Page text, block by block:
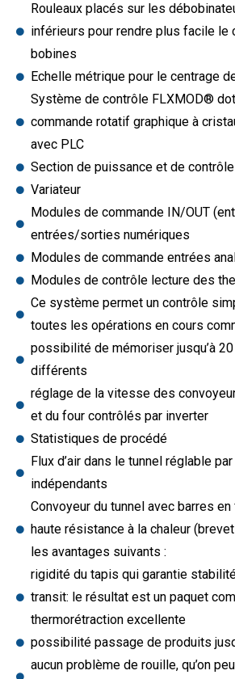
Rouleaux placés sur les
inférieurs pour rendre plus facile le
bobines
Echelle métrique pour le centrage
Système de contrôle FLXMOD®
commande rotatif graphique à
avec PLC
Section de puissance et de
Variateur
Modules de commande IN/OUT
entrées/sorties numériques
Modules de commande entrées
Modules de contrôle lecture des
Ce système permet un contrôle
toutes les opérations en cours
possibilité de mémoriser jusqu’à
différents
réglage de la vitesse des
et du four contrôlés par inverter
Statistiques de procédé
Flux d’air dans le tunnel réglable
indépendants
Convoyeur du tunnel avec barres
haute résistance à la chaleur
les avantages suivants :
rigidité du tapis qui garantie
transit: le résultat est un paquet
thermorétraction excellente
possibilité passage de produits
aucun problème de rouille, qu’on